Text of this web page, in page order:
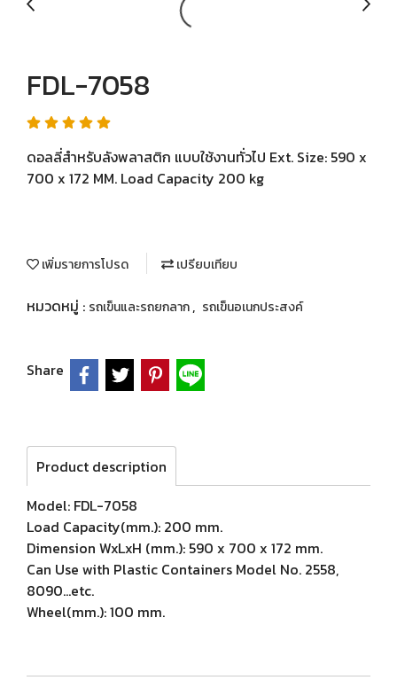
FDL-7058
ดอลลี่สำหรับลังพลาสติก แบบใช้งานทั่วไป Ext. Size: 590 x
700 x 172 MM. Load Capacity 200 kg
เพิ่มรายการโปรด เปรียบเทียบ
หมวดหมู่ : รถเข็นและรถยกลาก, รถเข็นอเนกประสงค์
Share
Product description
Model: FDL-7058
Load Capacity(mm.): 200 mm.
Dimension WxLxH (mm.): 590 x 700 x 172 mm.
Can Use with Plastic Containers Model No. 2558,
8090...etc.
Wheel(mm.): 100 mm.